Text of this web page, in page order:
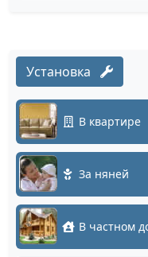
Установка
В квартире
За няней
В частном